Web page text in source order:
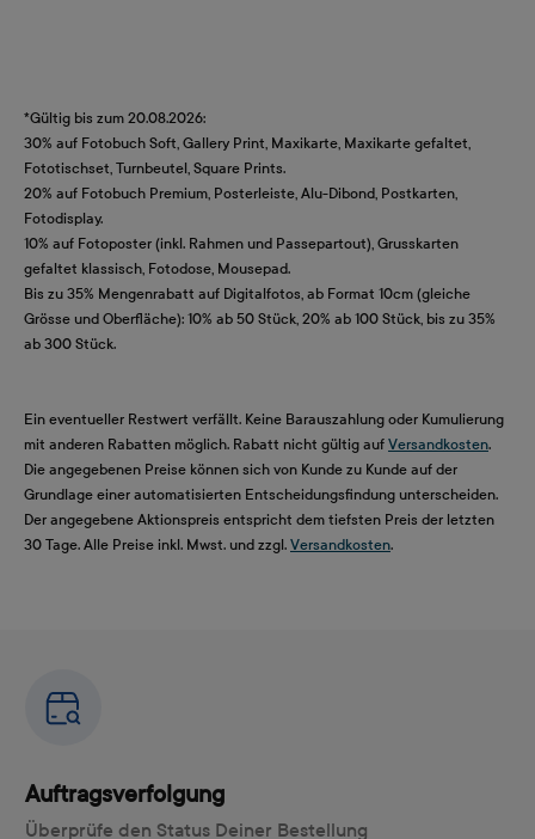
*Gültig bis zum 20.08.2026:
30% auf Fotobuch Soft, Gallery Print, Maxikarte, Maxikarte gefaltet,
Fototischset, Turnbeutel, Square Prints.
20% auf Fotobuch Premium, Posterleiste, Alu-Dibond, Postkarten,
Fotodisplay.
10% auf Fotoposter (inkl. Rahmen und Passepartout), Grusskarten
gefaltet klassisch, Fotodose, Mousepad.
Bis zu 35% Mengenrabatt auf Digitalfotos, ab Format 10cm (gleiche
Grösse und Oberfläche): 10% ab 50 Stück, 20% ab 100 Stück, bis zu 35%
ab 300 Stück.
Ein eventueller Restwert verfällt. Keine Barauszahlung oder Kumulierung
mit anderen Rabatten möglich. Rabatt nicht gültig auf Versandkosten.
Die angegebenen Preise können sich von Kunde zu Kunde auf der
Grundlage einer automatisierten Entscheidungsfindung unterscheiden.
Der angegebene Aktionspreis entspricht dem tiefsten Preis der letzten
30 Tage. Alle Preise inkl. Mwst. und zzgl. Versandkosten.
Auftragsverfolgung
Überprüfe den Status Deiner Bestellung